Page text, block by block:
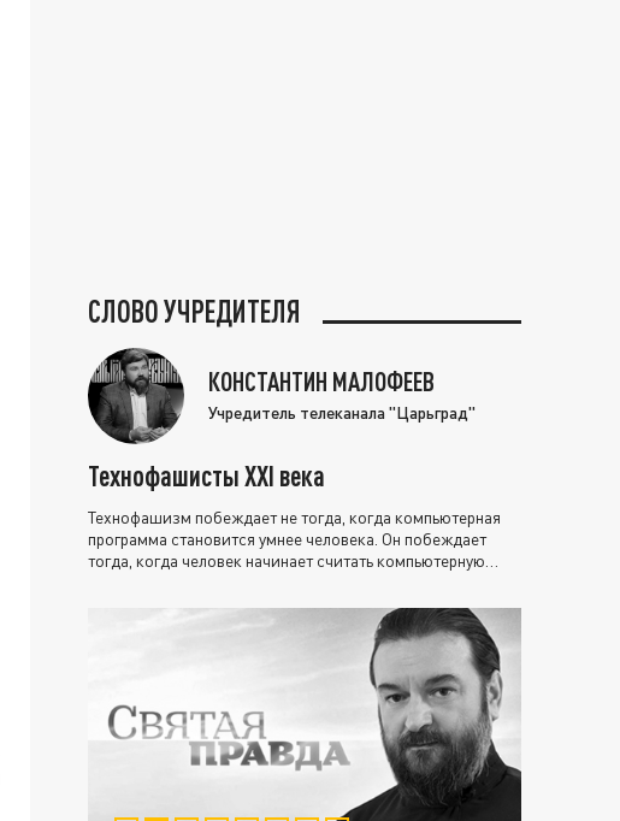
СЛОВО УЧРЕДИТЕЛЯ
КОНСТАНТИН МАЛОФЕЕВ
Учредитель телеканала "Царьград"
Технофашисты XXI века
Технофашизм побеждает не тогда, когда компьютерная
программа становится умнее человека. Он побеждает
тогда, когда человек начинает считать компьютерную